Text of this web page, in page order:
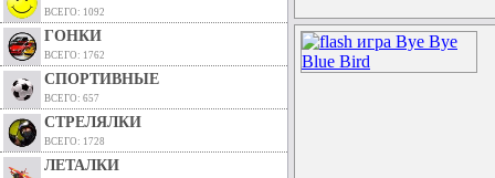
ВСЕГО: 1092
ГОНКИ
ВСЕГО: 1762
СПОРТИВНЫЕ
ВСЕГО: 657
СТРЕЛЯЛКИ
ВСЕГО: 1728
ЛЕТАЛКИ